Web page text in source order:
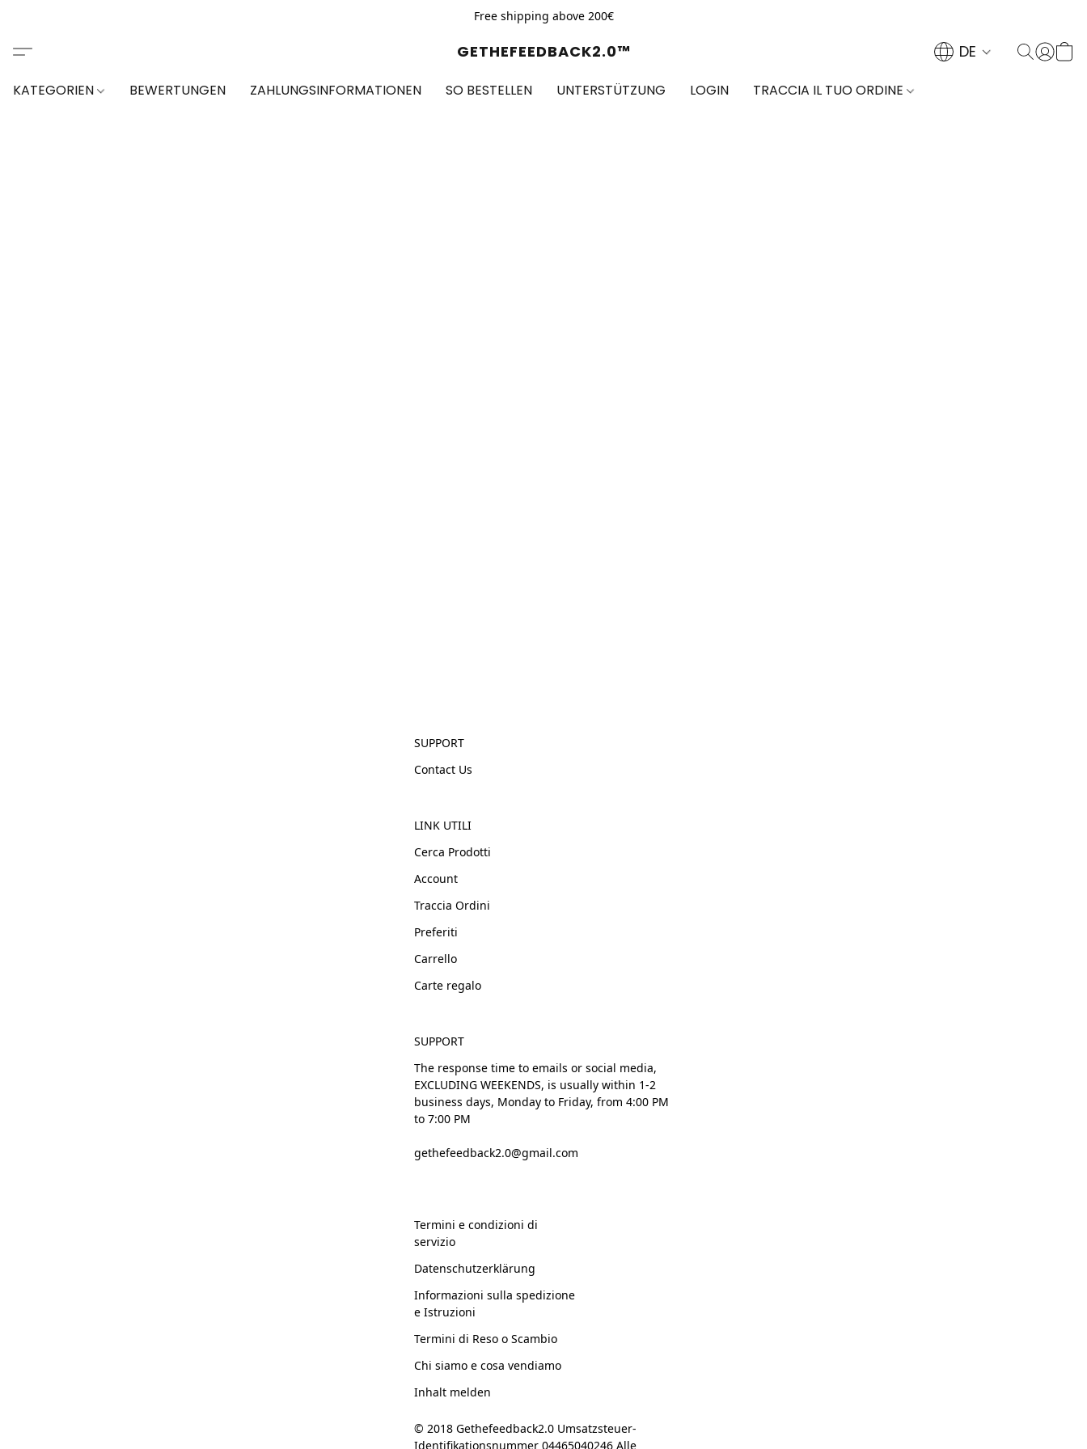
Free shipping above 200€
GETHEFEEDBACK2.0™ DE
KATEGORIEN BEWERTUNGEN ZAHLUNGSINFORMATIONEN SO BESTELLEN UNTERSTÜTZUNG LOGIN TRACCIA IL TUO ORDINE
SUPPORT
Contact Us
LINK UTILI
Cerca Prodotti
Account
Traccia Ordini
Preferiti
Carrello
Carte regalo
SUPPORT
The response time to emails or social media,
EXCLUDING WEEKENDS, is usually within 1-2
business days, Monday to Friday, from 4:00 PM
to 7:00 PM
gethefeedback2.0@gmail.com
Termini e condizioni di
servizio
Datenschutzerklärung
Informazioni sulla spedizione
e Istruzioni
Termini di Reso o Scambio
Chi siamo e cosa vendiamo
Inhalt melden
© 2018 Gethefeedback2.0 Umsatzsteuer-
Identifikationsnummer 04465040246 Alle